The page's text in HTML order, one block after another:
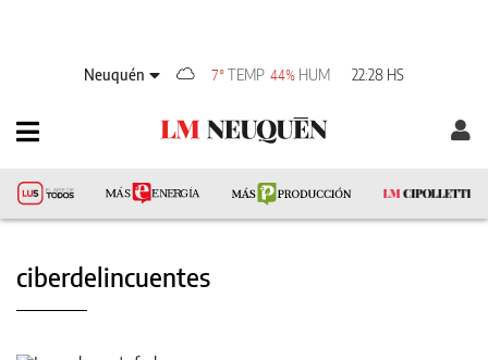
Neuquén 7° TEMP 44% HUM 22:28 HS
ciberdelincuentes